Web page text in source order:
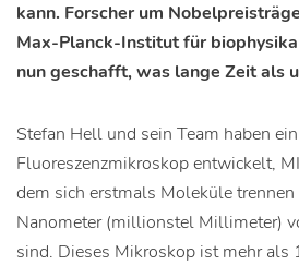
kann. Forscher um
Max-Planck-Institut für
nun geschafft, was lange Zeit als
Stefan Hell und sein Team haben
Fluoreszenzmikroskop entwickelt,
dem sich erstmals Moleküle
Nanometer (millionstel Millimeter)
sind. Dieses Mikroskop ist mehr als